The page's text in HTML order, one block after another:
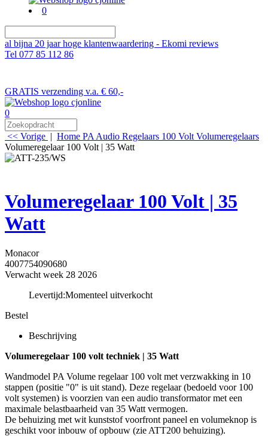
0
al bijna 20 jaar hoge klantenwaardering - Ekomi reviews
Tel 077 85 112 86
GRATIS verzending v.a. € 60,-
0
<< Vorige | Home PA Audio Regelaars 100 Volt Volumeregelaars
Volumeregelaar 100 Volt | 35 Watt
Volumeregelaar 100 Volt | 35
Watt
Monacor
4007754090680
Verwacht week 28 2026
Levertijd:Momenteel uitverkocht
Bestel
Beschrijving
Volumeregelaar 100 volt techniek | 35 Watt
Wandmodel PA Volume regelaar 100 volt met verzwakking in 10
stappen (positie "0" is uit stand). Deze regelaar (bedoeld voor 100
volt systemen) is voorzien van een audio transformator met een
maximale belastbaarheid van 35 Watt vermogen.
De behuizing met wit kunststof voorfront paneel en volumeknop is
geschikt voor inbouw of opbouw (zie ATT200 behuizing).